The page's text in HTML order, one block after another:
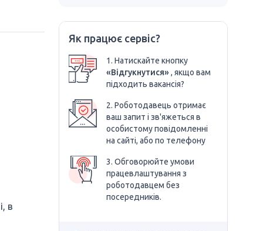
в
Як працює сервіс?
1. Натискайте кнопку
«Відгукнутися», якщо вам
підходить вакансія?
2. Роботодавець отримає
ваш запит і зв'яжеться в
особистому повідомленні
на сайті, або по телефону
3. Обговорюйте умови
працевлаштування з
роботодавцем без
посередників.